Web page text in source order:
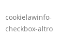
cookielawinfo-
checkbox-altro